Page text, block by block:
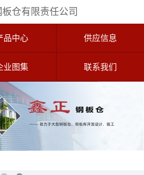
仓有限责任公司
品中心 供应信息
业图集 联系我们